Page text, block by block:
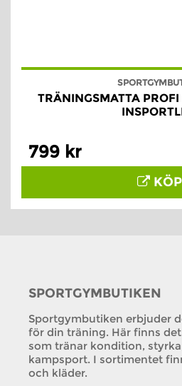
TRÄNINGSMATTA
799 kr
KÖP
SPORTGYMBUTIKEN
Sportgymbutiken erbjuder
för din träning. Här finns
som tränar kondition,
kampsport. I sortimentet
och kläder.